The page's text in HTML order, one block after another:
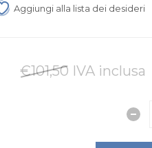
Aggiungi alla lista dei desideri
€101,50 IVA inclusa